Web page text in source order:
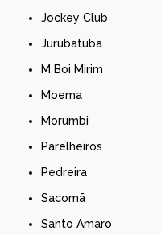
Jockey Club
Jurubatuba
M Boi Mirim
Moema
Morumbi
Parelheiros
Pedreira
Sacomã
Santo Amaro